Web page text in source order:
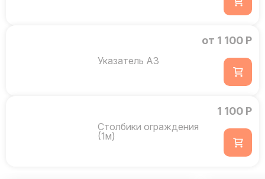
Указатель А3
от 1 100 Р
Столбики ограждения
(1м)
1 100 Р